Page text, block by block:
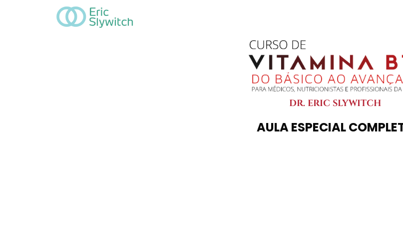
DR. ERIC SLYWITCH
AULA ESPECIAL